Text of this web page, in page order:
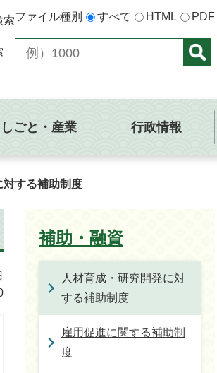
索ファイル種別 すべて HTML PDF
しごと・産業 行政情報
対する補助制度
補助・融資
人材育成・研究開発に対
する補助制度
雇用促進に関する補助制
度